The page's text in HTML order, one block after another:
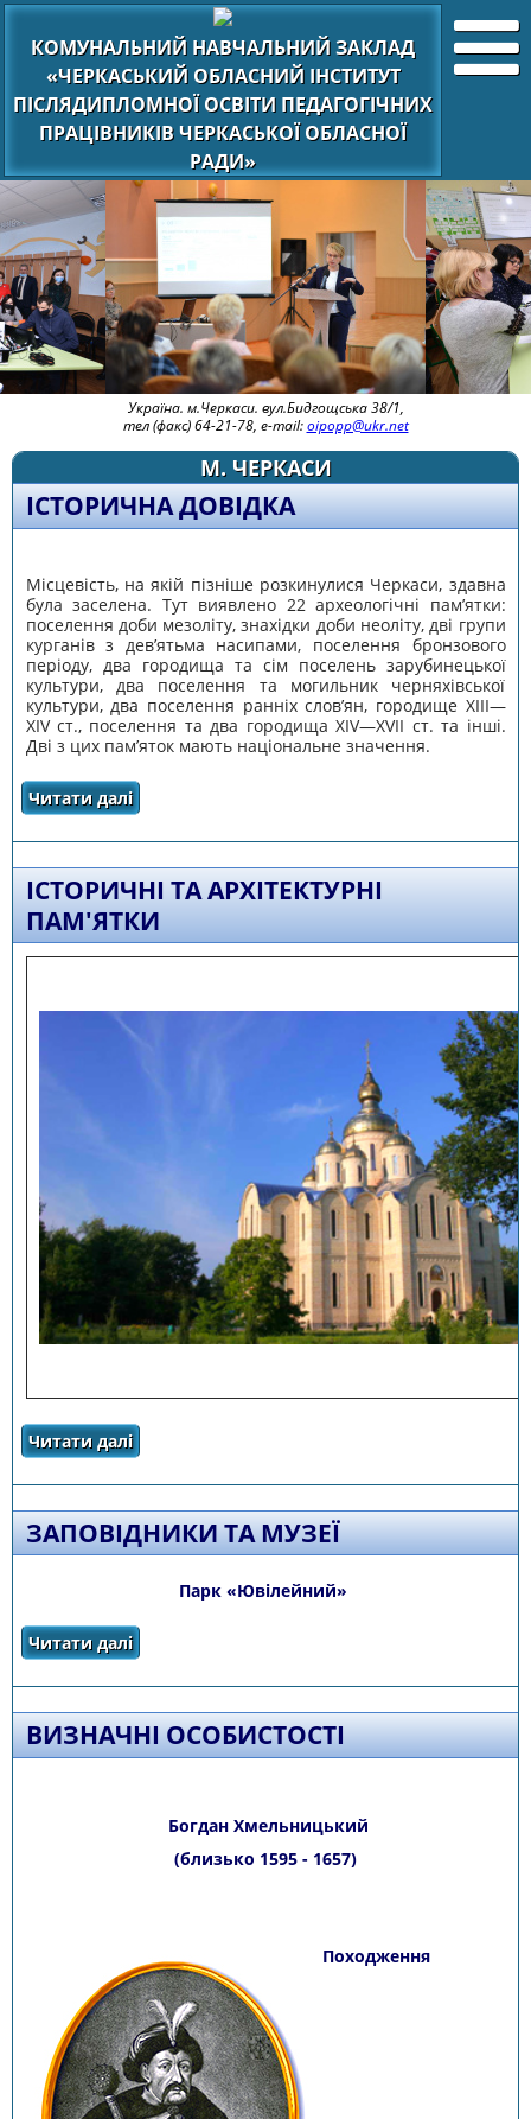
КОМУНАЛЬНИЙ НАВЧАЛЬНИЙ ЗАКЛАД
«ЧЕРКАСЬКИЙ ОБЛАСНИЙ ІНСТИТУТ
ПІСЛЯДИПЛОМНОЇ ОСВІТИ ПЕДАГОГІЧНИХ
ПРАЦІВНИКІВ ЧЕРКАСЬКОЇ ОБЛАСНОЇ
РАДИ»
Україна. м.Черкаси. вул.Бидгощська 38/1,
тел (факс) 64-21-78, e-mail:oipopp@ukr.net
М. ЧЕРКАСИ
ІСТОРИЧНА ДОВІДКА
Місцевість, на якій пізніше розкинулися Черкаси, здавна
була заселена. Тут виявлено 22 археологічні пам’ятки:
поселення доби мезоліту, знахідки доби неоліту, дві групи
курганів з дев’ятьма насипами, поселення бронзового
періоду, два городища та сім поселень зарубинецької
культури, два поселення та могильник черняхівської
культури, два поселення ранніх слов’ян, городище ХІІІ—
ХІV cт., поселення та два городища ХIV—XVII ст. та інші.
Дві з цих пам’яток мають національне значення.
Читати даліпро Історична довідка
ІСТОРИЧНІ ТА АРХІТЕКТУРНІ
ПАМ'ЯТКИ
Читати даліпро Історичні та архітектурні пам'ятки
ЗАПОВІДНИКИ ТА МУЗЕЇ
Парк «Ювілейний»
Читати даліпро Заповідники та музеї
ВИЗНАЧНІ ОСОБИСТОСТІ
Богдан Хмельницький
(близько 1595 - 1657)
Походження